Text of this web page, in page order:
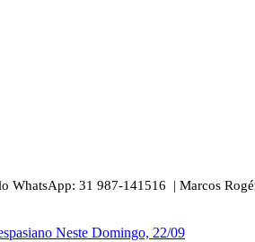
WhatsApp: 31 987-141516 | Marcos
Neste Domingo, 22/09